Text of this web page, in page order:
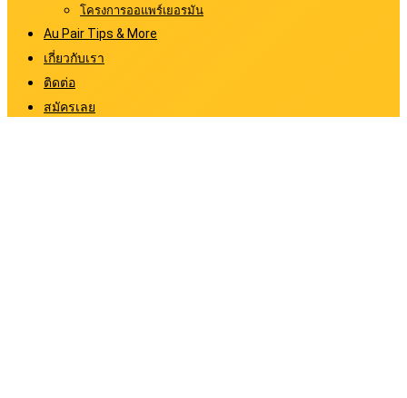
โครงการออแพร์เยอรมัน
Au Pair Tips & More
เกี่ยวกับเรา
ติดต่อ
สมัครเลย